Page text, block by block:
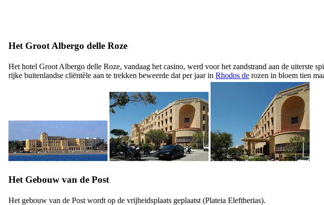
Het Groot Albergo delle Roze
Het hotel Groot Albergo delle Roze, vandaag het casino, werd voor het zandstrand aan de uiterste
rijke buitenlandse cliëntèle aan te trekken beweerde dat per jaar in Rhodos de rozen in bloem tien
Het Gebouw van de Post
Het gebouw van de Post wordt op de vrijheidsplaats geplaatst (Plateia Eleftherias).